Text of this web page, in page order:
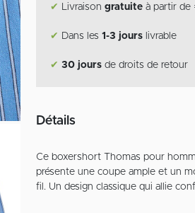
✔ Livraisongratuite à partir
✔ Dans les1-3 jours livrable
✔ 30 jours de droits de retour
Détails
Ce boxershort Thomas pour
présente une coupe ample et un
fil. Un design classique qui allie